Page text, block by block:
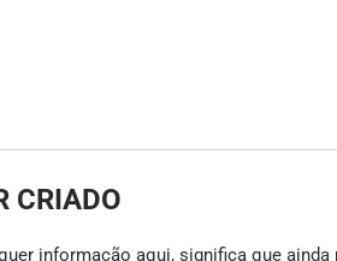
CRIADO
informação aqui, significa que